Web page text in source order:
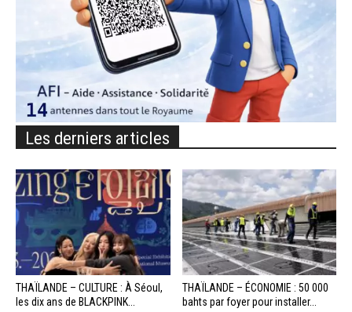
Les derniers articles
THAÏLANDE – CULTURE : À Séoul,
les dix ans de BLACKPINK...
THAÏLANDE – ÉCONOMIE : 50 000
bahts par foyer pour installer...